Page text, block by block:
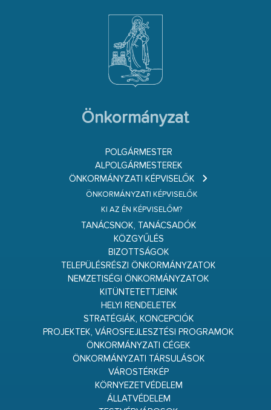
Önkormányzat
POLGÁRMESTER
ALPOLGÁRMESTEREK
ÖNKORMÁNYZATI KÉPVISELŐK
ÖNKORMÁNYZATI KÉPVISELŐK
KI AZ ÉN KÉPVISELŐM?
TANÁCSNOK, TANÁCSADÓK
KÖZGYŰLÉS
BIZOTTSÁGOK
TELEPÜLÉSRÉSZI ÖNKORMÁNYZATOK
NEMZETISÉGI ÖNKORMÁNYZATOK
KITÜNTETETTJEINK
HELYI RENDELETEK
STRATÉGIÁK, KONCEPCIÓK
PROJEKTEK, VÁROSFEJLESZTÉSI PROGRAMOK
ÖNKORMÁNYZATI CÉGEK
ÖNKORMÁNYZATI TÁRSULÁSOK
VÁROSTÉRKÉP
KÖRNYEZETVÉDELEM
ÁLLATVÉDELEM